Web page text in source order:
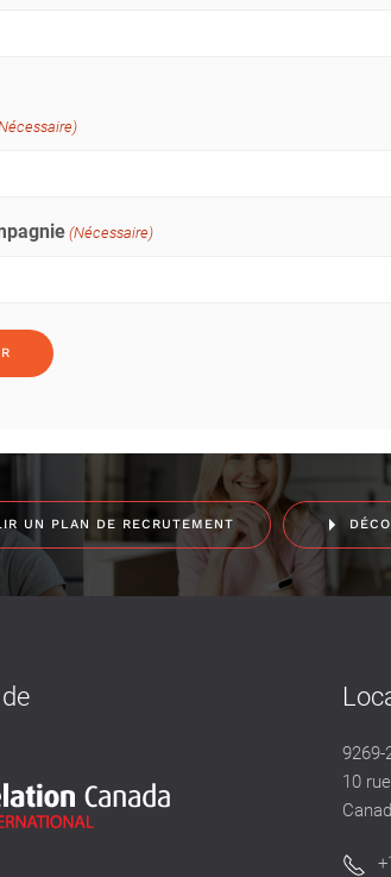
(Nécessaire)
UN PLAN DE RECRUTEMENT
9269-
10